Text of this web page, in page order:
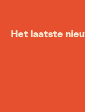
Het laatste